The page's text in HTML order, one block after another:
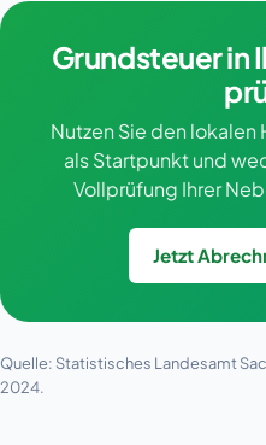
Grundsteuer in
Nutzen Sie den lokalen
als Startpunkt und
Vollprüfung Ihrer
Jetzt
Quelle: Statistisches Landesamt
2024.